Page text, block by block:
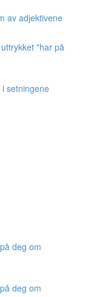
av adjektivene
"har på
setningene
deg om
deg om